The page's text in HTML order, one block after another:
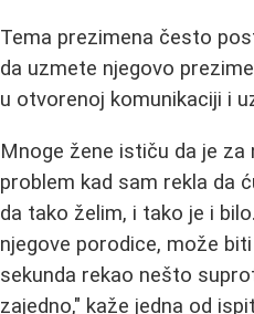
Tema prezimena često
da uzmete njegovo
u otvorenoj komunikaciji i
Mnoge žene ističu da je
problem kad sam rekla da
da tako želim, i tako je i
njegove porodice, može
sekunda rekao nešto
zajedno," kaže jedna od